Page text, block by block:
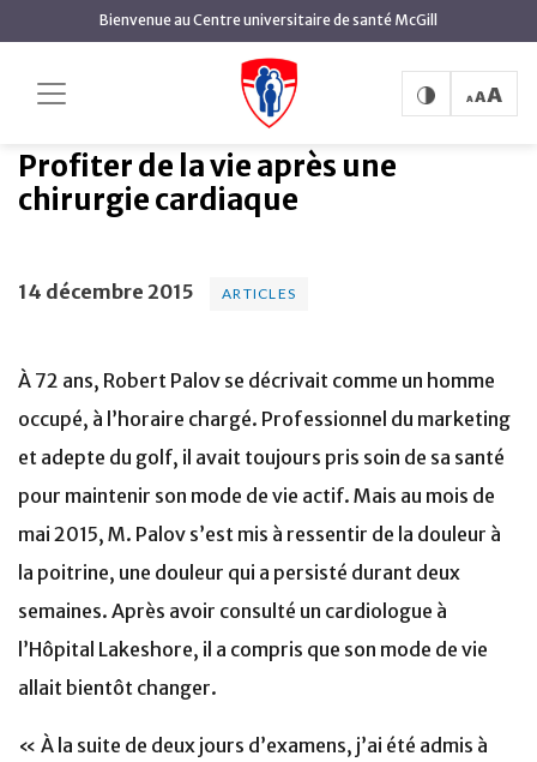
principal
Bienvenue au Centre universitaire de santé McGill
Articles
Profiter de la vie après une
chirurgie cardiaque
Profiter de la vie après une
chirurgie cardiaque
14 décembre 2015 ARTICLES
À 72 ans, Robert Palov se décrivait comme un homme
occupé, à l’horaire chargé. Professionnel du marketing
et adepte du golf, il avait toujours pris soin de sa santé
pour maintenir son mode de vie actif. Mais au mois de
mai 2015, M. Palov s’est mis à ressentir de la douleur à
la poitrine, une douleur qui a persisté durant deux
semaines. Après avoir consulté un cardiologue à
l’Hôpital Lakeshore, il a compris que son mode de vie
allait bientôt changer.
« À la suite de deux jours d’examens, j’ai été admis à